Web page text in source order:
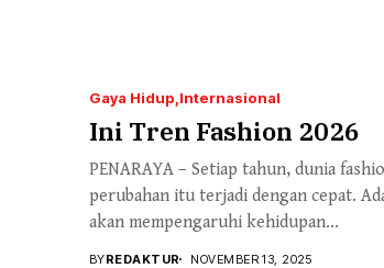
Gaya Hidup Internasional
Ini Tren Fashion 2026
PENARAYA – Setiap tahun, dunia
perubahan itu terjadi dengan cepat.
akan mempengaruhi kehidupan...
BYREDAKTUR NOVEMBER 13, 2025